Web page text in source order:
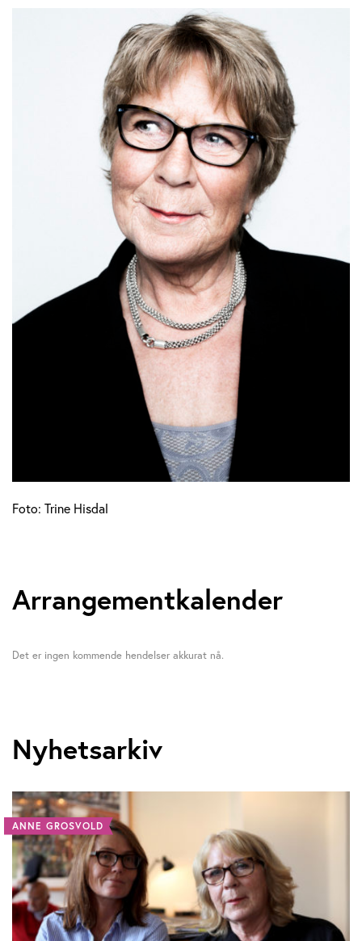
Foto: Trine Hisdal
Arrangementkalender
Det er ingen kommende hendelser akkurat nå.
Nyhetsarkiv
ANNE GROSVOLD